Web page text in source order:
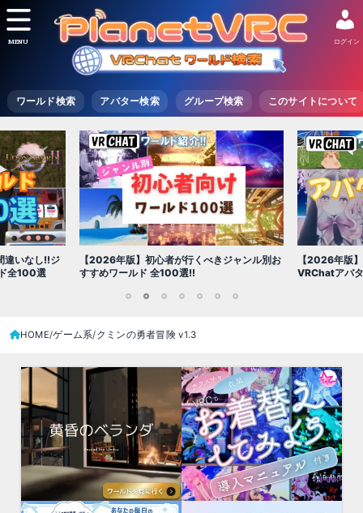
ワールド検索 アバター検索 グループ検索 このサイトについて
ログイン
MENU
ャンル別お
【2026年版】初心者必見!!無料で使える
VRChatアバター（アバターワールド紹介）
【2026年版
世界を味わえ
HOME ゲーム系 クミンの勇者冒険 v1․3